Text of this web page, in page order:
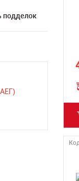
подделок